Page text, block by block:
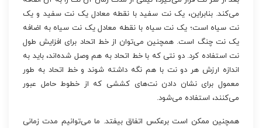
می‌کند. بنابراین، یک نت سفید با نقطه معادل یک نت سفید و یک
نت سیاه است؛ یک نت سیاه با نقطه معادل یک نت سیاه به اضافه
یک نت چنگ است. همچنین می‌توان از خط اتحاد برای افزایش طول
نت استفاده کرد. دو نتی که با خط اتحاد به هم وصل شده‌اند، باید به
اندازه ارزش هر دو نت با هم نگه داشته شوند و خط اتحاد به طور
معمول برای نشان دادن نت‌های کششی که از خطوط حامل عبور
می‌کنند، استفاده می‌شود.
همچنین ممکن است برعکس اتفاق بیفتد. ما می‌توانیم مدت زمانی